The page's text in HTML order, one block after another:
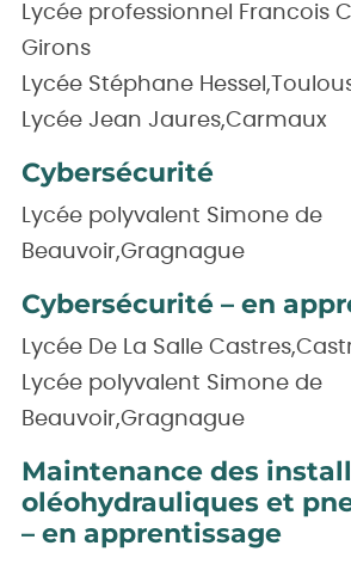
Lycée professionnel Francois
Girons
Lycée Stéphane
Lycée Jean Jaures,Carmaux
Cybersécurité
Lycée polyvalent Simone de
Beauvoir,Gragnague
Cybersécurité – en
Lycée De La Salle
Lycée polyvalent Simone de
Beauvoir,Gragnague
Maintenance des
oléohydrauliques et
– en apprentissage